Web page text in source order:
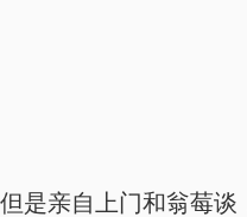
是亲自上门和翁莓